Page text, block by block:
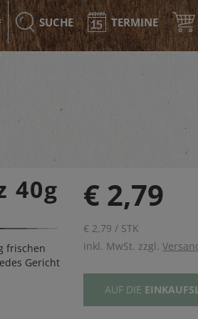
SUCHE TERMINE
40g
frischen
Gericht
€ 2,79
€ 2,79 / STK
inkl. MwSt. zzgl.
AUF DIE